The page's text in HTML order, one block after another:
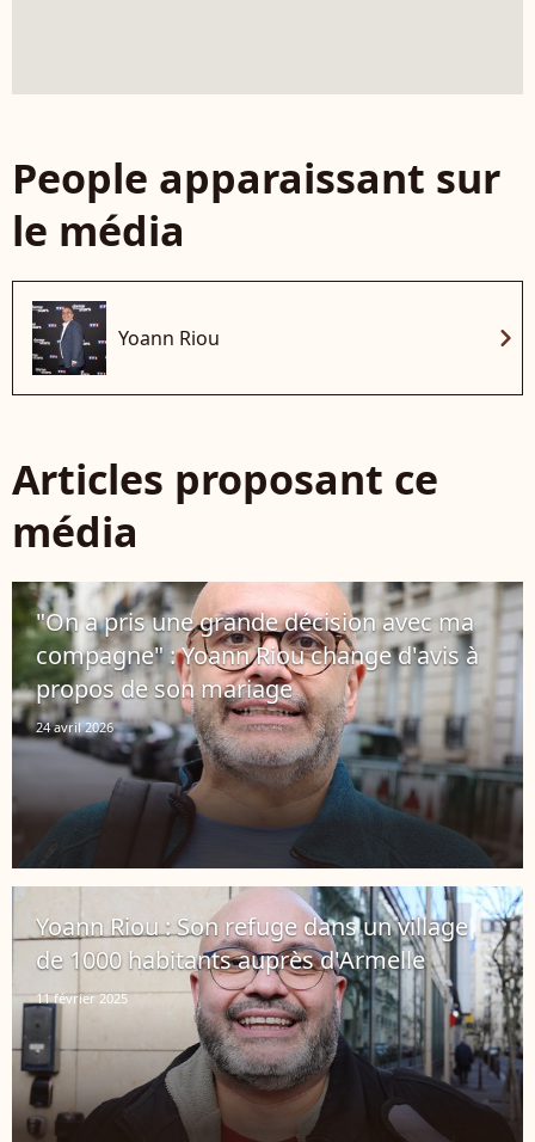
People apparaissant sur
le média
Yoann Riou chevron_right
Articles proposant ce
média
"On a pris une grande décision avec ma
compagne" : Yoann Riou change d'avis à
propos de son mariage
24 avril 2026
Yoann Riou : Son refuge dans un village
de 1000 habitants auprès d'Armelle
11 février 2025